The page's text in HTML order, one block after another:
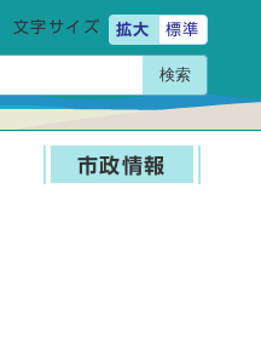
文字サイズ 拡大 標準
検索
市政情報